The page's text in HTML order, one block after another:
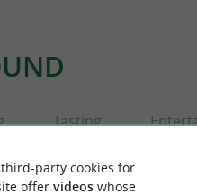
Tasting
party cookies for
offer videoswhose